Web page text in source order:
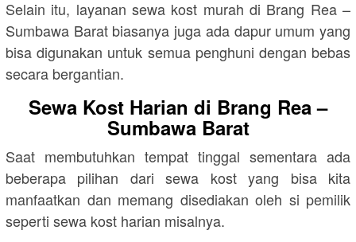
Selain itu, layanan sewa kost murah di Brang Rea –
Sumbawa Barat biasanya juga ada dapur umum yang
bisa digunakan untuk semua penghuni dengan bebas
secara bergantian.
Sewa Kost Harian di Brang Rea –
Sumbawa Barat
Saat membutuhkan tempat tinggal sementara ada
beberapa pilihan dari sewa kost yang bisa kita
manfaatkan dan memang disediakan oleh si pemilik
seperti sewa kost harian misalnya.